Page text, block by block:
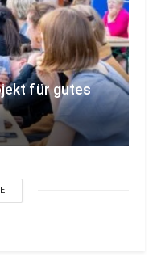
für gutes